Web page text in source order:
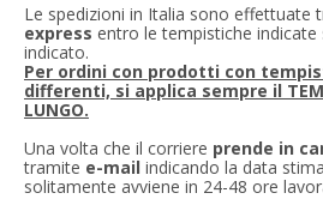
Le spedizioni in Italia sono effettuate
express entro le tempistiche
indicato.
Per ordini con prodotti con
differenti, si applica sempre il
LUNGO.
Una volta che il corriere prende in
tramite e-mail indicando la data
solitamente avviene in 24-48 ore